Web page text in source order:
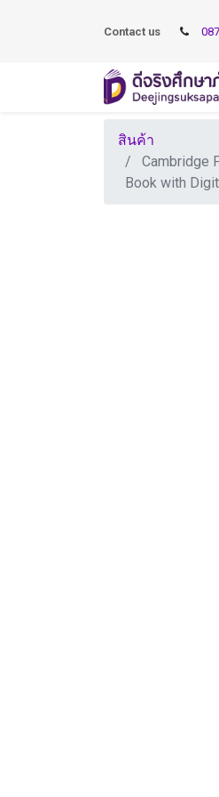
Contact us
สินค้า
Cambridge
Book with